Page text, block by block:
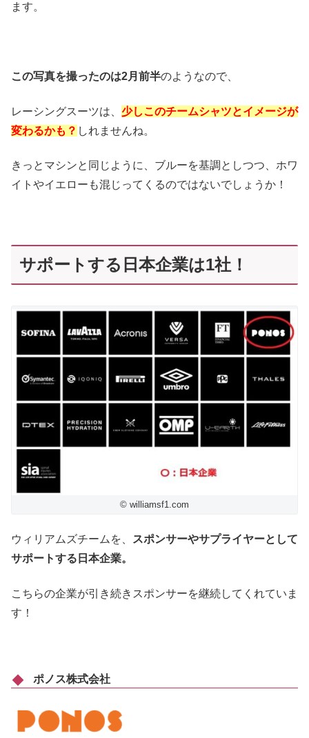
ます。
この写真を撮ったのは2月前半のようなので、
レーシングスーツは、 少しこのチームシャツとイメージが
変わるかも？ しれませんね。
きっとマシンと同じように、ブルーを基調としつつ、ホワ
イトやイエローも混じってくるのではないでしょうか！
サポートする日本企業は1社！
© williamsf1.com
ウィリアムズチームを、
スポンサーやサプライヤーとして
サポートする日本企業。
こちらの企業が引き続きスポンサーを継続してくれていま
す！
ポノス株式会社